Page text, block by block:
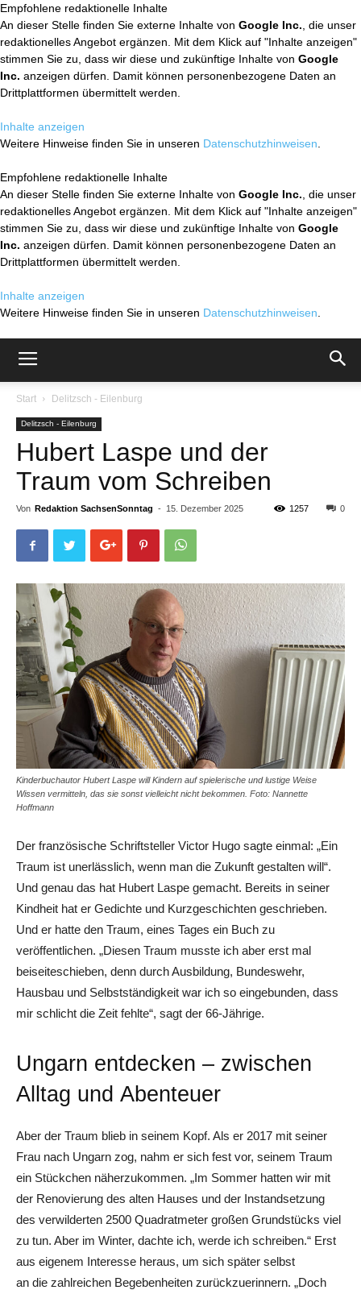
Empfohlene redaktionelle Inhalte
An dieser Stelle finden Sie externe Inhalte von Google Inc. , die unser
redaktionelles Angebot ergänzen. Mit dem Klick auf "Inhalte anzeigen"
stimmen Sie zu, dass wir diese und zukünftige Inhalte von Google
Inc. anzeigen dürfen. Damit können personenbezogene Daten an
Drittplattformen übermittelt werden.
Inhalte anzeigen
Weitere Hinweise finden Sie in unseren Datenschutzhinweisen
Empfohlene redaktionelle Inhalte
An dieser Stelle finden Sie externe Inhalte von Google Inc. , die unser
redaktionelles Angebot ergänzen. Mit dem Klick auf "Inhalte anzeigen"
stimmen Sie zu, dass wir diese und zukünftige Inhalte von Google
Inc. anzeigen dürfen. Damit können personenbezogene Daten an
Drittplattformen übermittelt werden.
Inhalte anzeigen
Weitere Hinweise finden Sie in unseren Datenschutzhinweisen
Start Delitzsch - Eilenburg
Delitzsch - Eilenburg
Hubert Laspe und der
Traum vom Schreiben
Von Redaktion SachsenSonntag - 15. Dezember 2025 0
1257
Kinderbuchautor Hubert Laspe will Kindern auf spielerische und lustige Weise
Wissen vermitteln, das sie sonst vielleicht nicht bekommen. Foto: Nannette
Hoffmann
Der französische Schriftsteller Victor Hugo sagte einmal: „Ein
Traum ist unerlässlich, wenn man die Zukunft gestalten will“.
Und genau das hat Hubert Laspe gemacht. Bereits in seiner
Kindheit hat er Gedichte und Kurzgeschichten geschrieben.
Und er hatte den Traum, eines Tages ein Buch zu
veröffentlichen. „Diesen Traum musste ich aber erst mal
beiseiteschieben, denn durch Ausbildung, Bundeswehr,
Hausbau und Selbstständigkeit war ich so eingebunden, dass
mir schlicht die Zeit fehlte“, sagt der 66-Jährige.
Ungarn entdecken – zwischen
Alltag und Abenteuer
Aber der Traum blieb in seinem Kopf. Als er 2017 mit seiner
Frau nach Ungarn zog, nahm er sich fest vor, seinem Traum
ein Stückchen näherzukommen. „Im Sommer hatten wir mit
der Renovierung des alten Hauses und der Instandsetzung
des verwilderten 2500 Quadratmeter großen Grundstücks viel
zu tun. Aber im Winter, dachte ich, werde ich schreiben.“ Erst
aus eigenem Interesse heraus, um sich später selbst
an die zahlreichen Begebenheiten zurückzuerinnern. „Doch